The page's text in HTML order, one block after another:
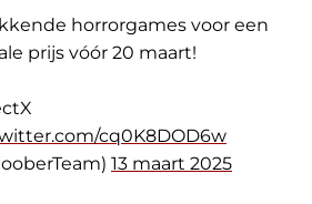
horrorgames voor een
prijs vóór 20 maart!
cq0K8DOD6w
13 maart 2025